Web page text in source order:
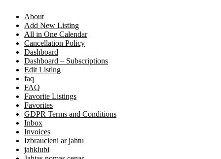
About
Add New Listing
All in One Calendar
Cancellation Policy
Dashboard
Dashboard – Subscriptions
Edit Listing
faq
FAQ
Favorite Listings
Favorites
GDPR Terms and Conditions
Inbox
Invoices
Izbraucieni ar jahtu
jahklubi